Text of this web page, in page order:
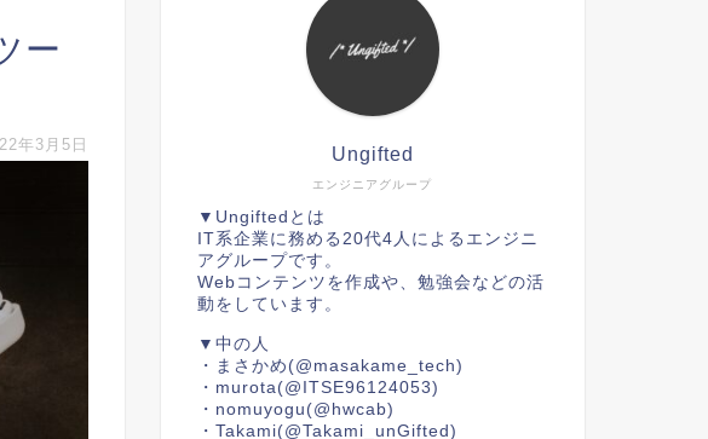
ー
年3月5日
エンジニアグループ
Ungifted
▼Ungiftedとは
IT系企業に務める20代4人によるエンジニ
アグループです。
Webコンテンツを作成や、勉強会などの活
動をしています。
▼中の人
・まさかめ (@masakame_tech)
・murota(@ITSE96124053)
・nomuyogu (@hwcab)
・Takami(@Takami_unGifted)